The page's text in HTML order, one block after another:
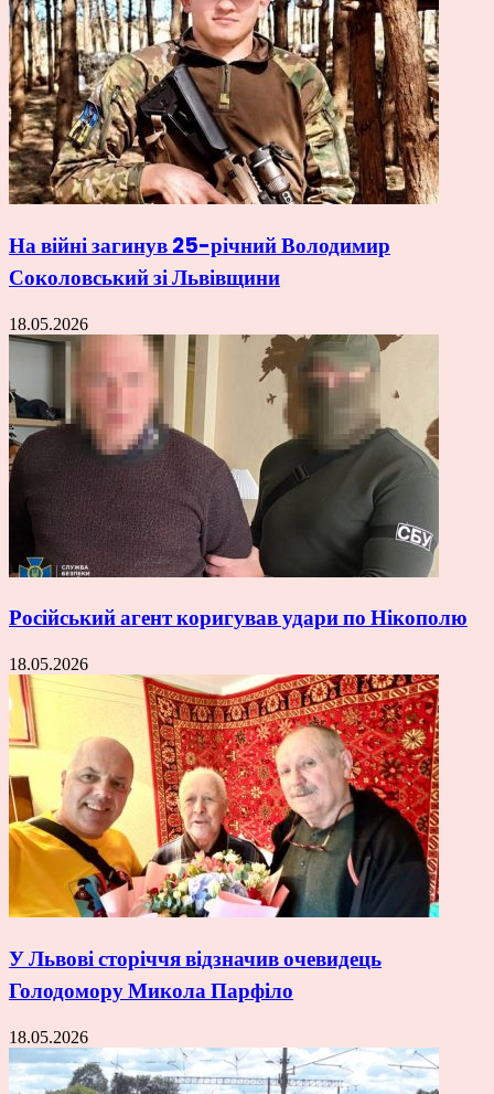
На війні загинув 25-річний Володимир
Соколовський зі Львівщини
18.05.2026
Російський агент коригував удари по Нікополю
18.05.2026
У Львові сторіччя відзначив очевидець
Голодомору Микола Парфіло
18.05.2026